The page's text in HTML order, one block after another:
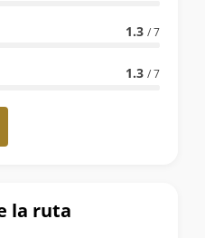
1.3 / 7
1.3 / 7
la ruta